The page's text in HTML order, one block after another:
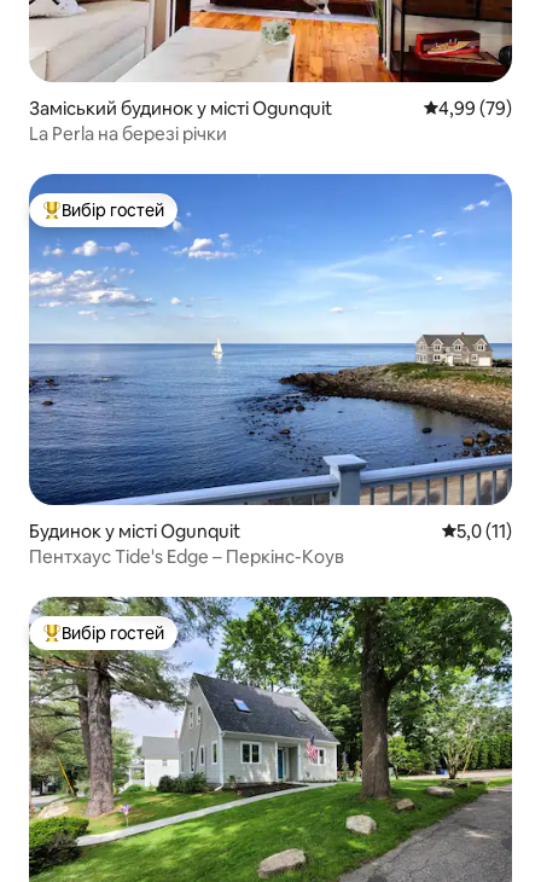
Заміський будинок у місті Ogunquit Середня
4,99 (79)
La Perla на березі річки
Топ вибір гостей
Вибір гостей
Будинок у місті Ogunquit Середня
5,0 (11)
Пентхаус Tide's Edge – Перкінс-Коув
Топ вибір гостей
Вибір гостей